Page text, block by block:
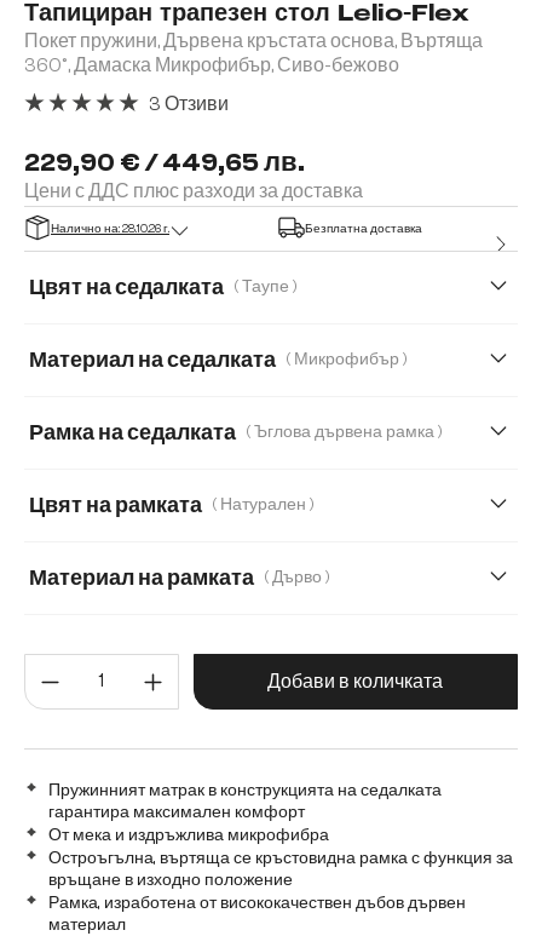
Тапициран трапезен стол Lelio-Flex
Покет пружини, Дървена кръстата основа, Въртяща
360°, Дамаска Микрофибър, Сиво-бежово
229,90 € / 449,65 лв.
Цени с ДДС плюс разходи за доставка
3 Отзиви
Налично на: 28.10.26 г. Безплатна доставка
Цвят на седалката ( Таупе )
Материал на седалката ( Микрофибър )
Мек текстилен плат с текстура
Рамка на седалката ( Ъглова дървена рамка )
Цвят на рамката ( Натурален )
Материал на рамката ( Дърво )
Дъб Матирана неръждаема стомана
Количество на продукта:
Добави в количката
Пружинният матрак в конструкцията на седалката
гарантира максимален комфорт
От мека и издръжлива микрофибра
Остроъгълна, въртяща се кръстовидна рамка с функция за
връщане в изходно положение
Рамка, изработена от висококачествен дъбов дървен
материал